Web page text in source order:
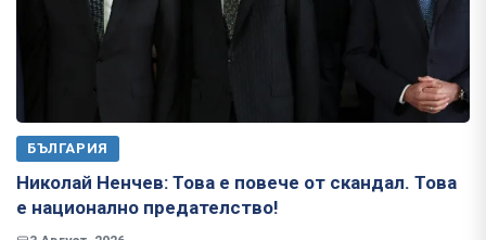
БЪЛГАРИЯ
Николай Ненчев: Това е повече от скандал. Това
е национално предателство!